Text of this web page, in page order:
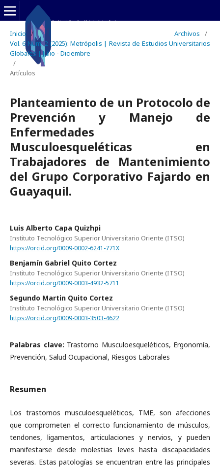
Inicio / Archivos
/
Vol. 6 Núm. 2 (2025): Metrópolis | Revista de Estudios Universitarios
Globales | Julio - Diciembre
/
Artículos
Planteamiento de un Protocolo de
Prevención y Manejo de
Enfermedades
Musculoesqueléticas en
Trabajadores de Mantenimiento
del Grupo Corporativo Fajardo en
Guayaquil.
Luis Alberto Capa Quizhpi
Instituto Tecnológico Superior Universitario Oriente (ITSO)
https://orcid.org/0009-0002-6241-771X
Benjamín Gabriel Quito Cortez
Instituto Tecnológico Superior Universitario Oriente (ITSO)
https://orcid.org/0009-0003-4932-5711
Segundo Martin Quito Cortez
Instituto Tecnológico Superior Universitario Oriente (ITSO)
https://orcid.org/0009-0003-3503-4622
Palabras clave: Trastorno Musculoesqueléticos, Ergonomía,
Prevención, Salud Ocupacional, Riesgos Laborales
Resumen
Los trastornos musculoesqueléticos, TME, son afecciones
que comprometen el correcto funcionamiento de músculos,
tendones, ligamentos, articulaciones y nervios, y pueden
manifestarse desde molestias leves hasta discapacidades
severas. Estas patologías se encuentran entre las principales